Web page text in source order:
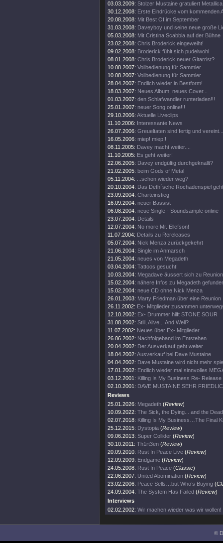
03.03.2009: Stolzer Mustaine gratuliert
30.12.2008: Erste Eindrücke vom kommenden
20.08.2008: Mit Best Of im September
31.03.2008: Daveyboy und seine neue große
05.03.2008: Mit Cristina Scabbia auf der Bühne
23.02.2008: Chris Broderick eingeweiht!
09.02.2008: Broderick fühlt sich pudelwohl
08.01.2008: Chris Broderick neuer Gitarrist?
10.08.2007: Vollbedienung für Sammler
10.08.2007: Vollbedienung für Sammler
28.04.2007: Endlich wieder in Bestform!
18.03.2007: Neues Album, neues Cover...
01.03.2007: den Schlafwandler runterladen!!!
25.01.2007: neuer Song online!!!
29.10.2006: Aktuelle Liveclips
11.10.2006: Interessante News
26.07.2006: Greueltaten sind fertig und vereint...
16.05.2006: miep! miep!!
08.11.2005: Davey macht weiter....
11.10.2005: Es geht weiter!
22.06.2005: Davey endgültig durchgeknallt?
21.02.2005: beim Gods of Metal
05.11.2004:
...schon wieder weg?
20.10.2004: Das Deth´sche Rochadenspiel
23.09.2004: Charteinstieg
16.09.2004: neuer Bassist
06.08.2004: neue Single - Soundsample online
23.07.2004: Details
12.07.2004: No more Mr. Ellefson!
11.07.2004: Details zu Rereleases
05.07.2004: Nick Menza zurückgekehrt
21.06.2004: Single im Anmarsch
21.05.2004: neues von Megadeth
03.04.2004: Tattoos gesucht!
10.03.2004: Megadave äussert sich zu Reunion
15.02.2004: nähere Infos zu Megadeth
15.02.2004: neue CD ohne Nick Menza
26.01.2003: Marty Friedman über eine Reunion
26.11.2002: Ex- Mitglieder zusammen
12.10.2002: Ex- Drummer hilft STONE SOUR
31.08.2002: Still, Alive... And Well?
11.07.2002: Neues über Ex- Mitglieder
26.06.2002: Nachfolgeband im Entstehen
20.04.2002: Der Ausverkauf geht weiter
18.04.2002: Ausverkauf bei Dave Mustaine
04.04.2002: Dave Mustaine wird nicht mehr
17.01.2002: Endlich wieder mal sinnvolles
03.12.2001: Killing Is My Business Re- Release
02.10.2001: DAVE MUSTAINE SEHR
Reviews
25.01.2026: Megadeth (Review)
10.09.2022: The Sick, the Dying... and the
02.07.2018: Killing Is My Business…The Final
25.12.2015: Dystopia (Review)
09.06.2013: Super Collider (Review)
30.10.2011: Th1rt3en (Review)
20.09.2010: Rust In Peace Live (Review)
12.09.2009: Endgame (Review)
24.05.2008: Rust In Peace (Classic)
22.06.2007: United Abomination (Review)
23.02.2006: Peace Sells…but Who’s Buying (
24.09.2004: The System Has Failed (Review)
Interviews
02.02.2002: Wir machen wieder was wir wollen!
©